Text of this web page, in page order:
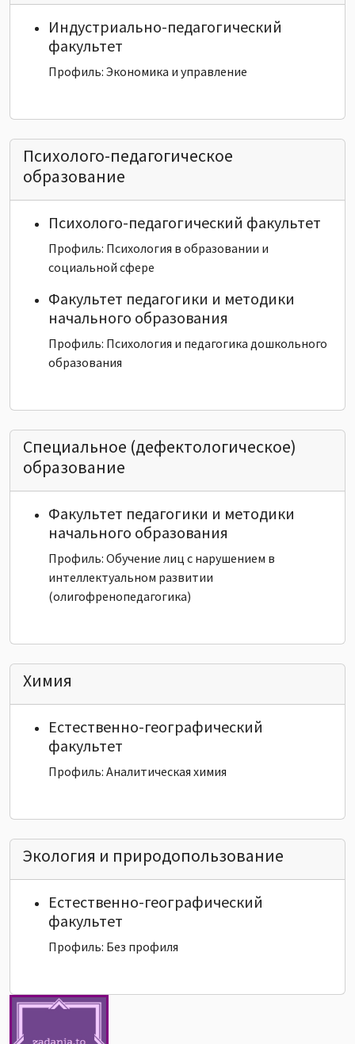
Индустриально-педагогический
факультет
Профиль: Экономика и управление
Психолого-педагогическое
образование
Психолого-педагогический факультет
Профиль: Психология в образовании и
социальной сфере
Факультет педагогики и методики
начального образования
Профиль: Психология и педагогика дошкольного
образования
Специальное (дефектологическое)
образование
Факультет педагогики и методики
начального образования
Профиль: Обучение лиц с нарушением в
интеллектуальном развитии
(олигофренопедагогика)
Химия
Естественно-географический
факультет
Профиль: Аналитическая химия
Экология и природопользование
Естественно-географический
факультет
Профиль: Без профиля